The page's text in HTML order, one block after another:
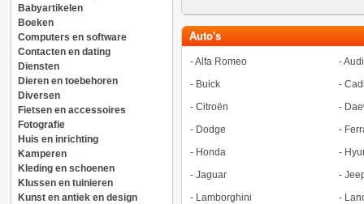
Babyartikelen
Boeken
Computers en software
Contacten en dating
Diensten
Dieren en toebehoren
Diversen
Fietsen en accessoires
Fotografie
Huis en inrichting
Kamperen
Kleding en schoenen
Klussen en tuinieren
Kunst en antiek en design
Auto's
-Alfa Romeo -Audi
- Buick -
- Citroën -
- Dodge -
- Honda -
- Jaguar -
- Lamborghini -